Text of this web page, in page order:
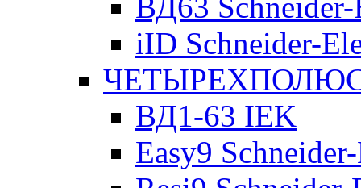
iID Schneider-
ВД1-63 IEK
Easy9